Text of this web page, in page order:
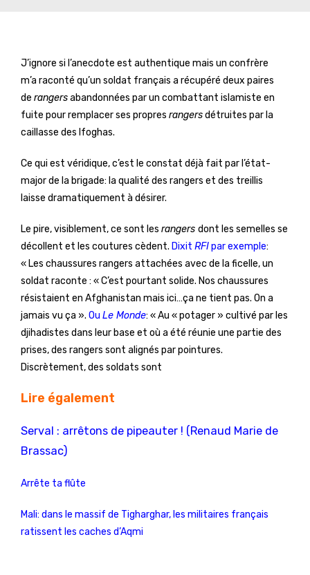
J’ignore si l’anecdote est authentique mais un confrère
m’a raconté qu’un soldat français a récupéré deux paires
de rangersabandonnées par un combattant islamiste en
fuite pour remplacer ses propres rangersdétruites par la
caillasse des Ifoghas.
Ce qui est véridique, c’est le constat déjà fait par l’état-
major de la brigade: la qualité des rangers et des treillis
laisse dramatiquement à désirer.
Le pire, visiblement, ce sont les rangers dont les semelles se
décollent et les coutures cèdent. Dixit RFIpar exemple:
« Les chaussures rangers attachées avec de la ficelle, un
soldat raconte : « C’est pourtant solide. Nos chaussures
résistaient en Afghanistan mais ici…ça ne tient pas. On a
jamais vu ça ». Ou Le Monde: « Au « potager » cultivé par les
djihadistes dans leur base et où a été réunie une partie des
prises, des rangers sont alignés par pointures.
Discrètement, des soldats sont
Lire également
Serval : arrêtons de pipeauter ! (Renaud Marie de
Brassac)
Arrête ta flûte
Mali: dans le massif de Tigharghar, les militaires français
ratissent les caches d’Aqmi